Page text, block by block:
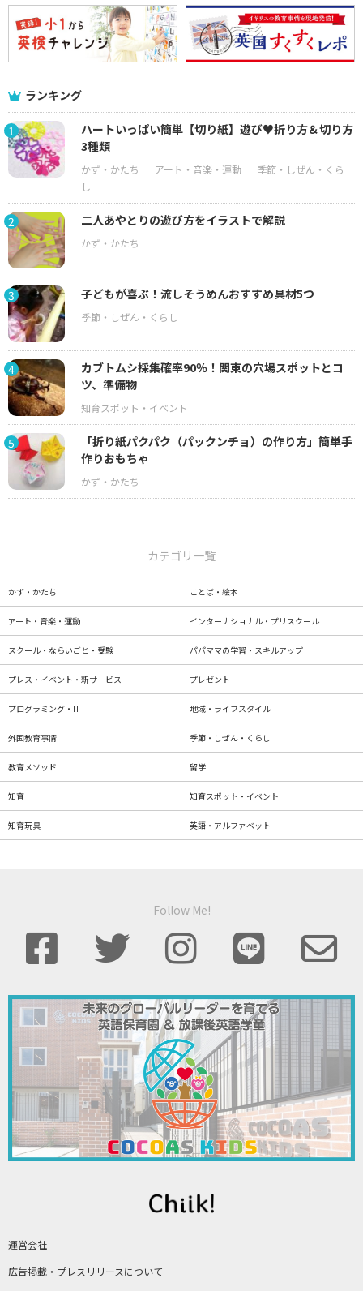
ランキング
1
ハートいっぱい簡単【切り紙】遊び♥折り方＆切り方
3種類
2 二人あやとりの遊び方をイラストで解説
3 子どもが喜ぶ！流しそうめんおすすめ具材5つ
4
カブトムシ採集確率90％！関東の穴場スポットとコ
ツ、準備物
5
「折り紙パクパク（パックンチョ）の作り方」簡単手
作りおもちゃ
運営会社
広告掲載・プレスリリースについて
カテゴリ一覧
かず・かたち ことば・絵本
アート・音楽・運動 インターナショナル・プリスクール
スクール・ならいごと・受験 パパママの学習・スキルアップ
プレス・イベント・新サービス プレゼント
プログラミング・IT 地域・ライフスタイル
外国教育事情 季節・しぜん・くらし
教育メソッド 留学
知育 知育スポット・イベント
知育玩具 英語・アルファベット
Follow Me!